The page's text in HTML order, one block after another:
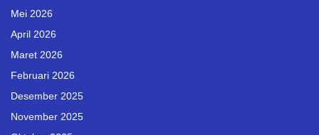
Mei 2026
April 2026
Maret 2026
Februari 2026
Desember 2025
November 2025